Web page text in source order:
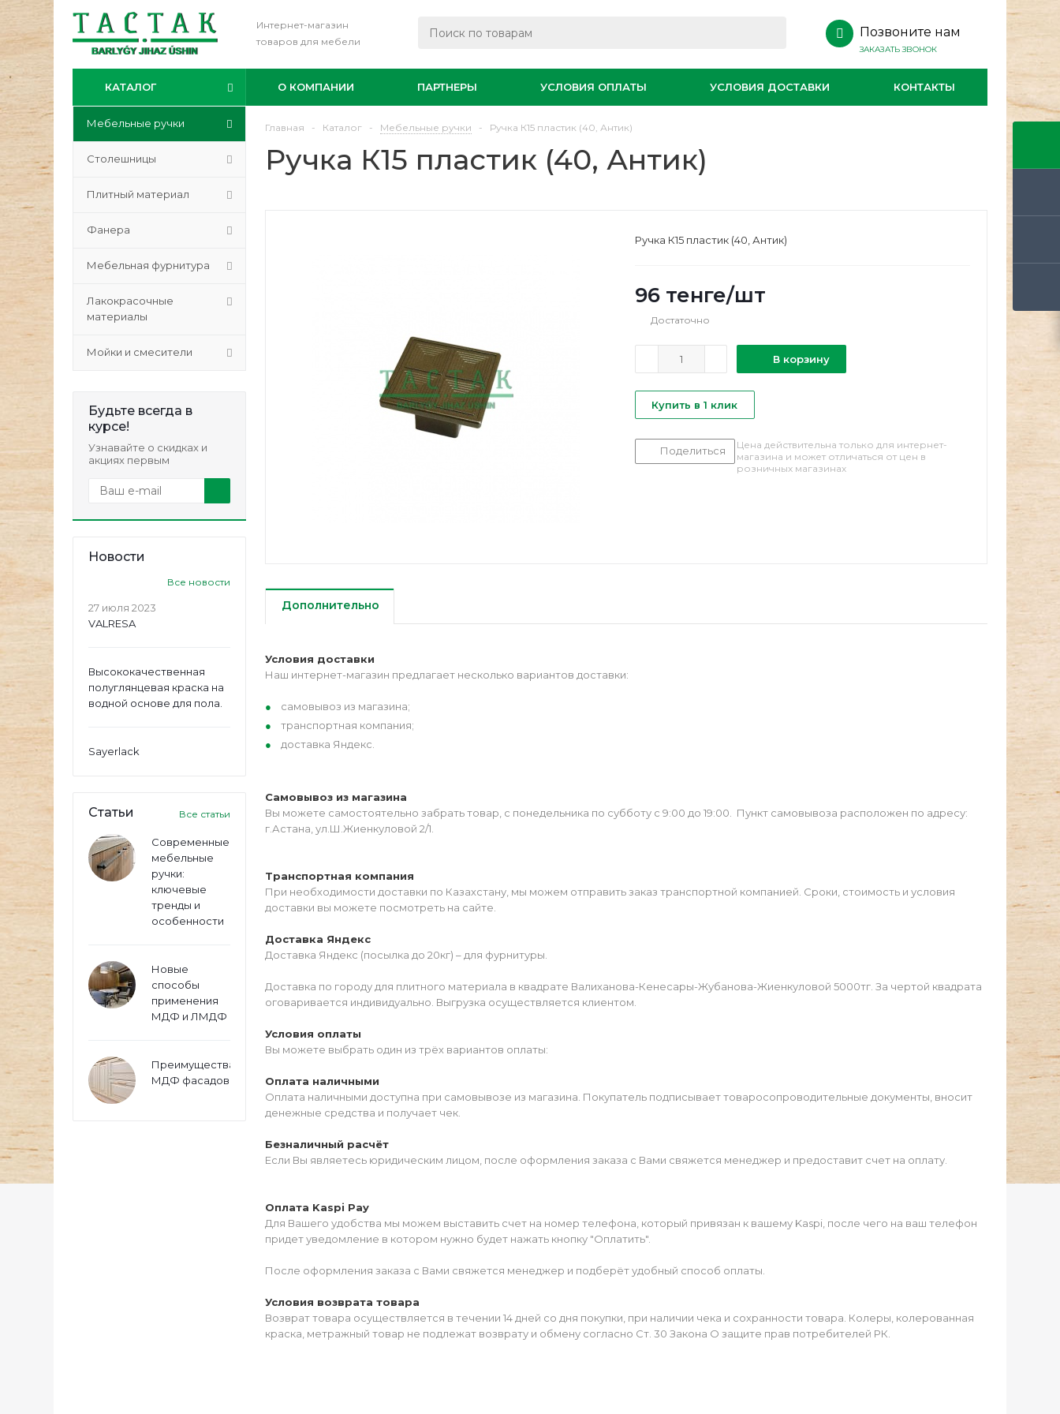
Интернет-магазин
товаров для мебели
Позвоните нам
ЗАКАЗАТЬ ЗВОНОК
КАТАЛОГ О КОМПАНИИ ПАРТНЕРЫ УСЛОВИЯ ОПЛАТЫ УСЛОВИЯ ДОСТАВКИ КОНТАКТЫ
Мебельные ручки
Столешницы
Плитный материал
Фанера
Мебельная фурнитура
Лакокрасочные
материалы
Мойки и смесители
Будьте всегда в
курсе!
Узнавайте о скидках и
акциях первым
Новости
Все новости
27 июля 2023
VALRESA
Высококачественная
полуглянцевая краска на
водной основе для пола.
Sayerlack
Статьи Все статьи
Современные
мебельные
ручки:
ключевые
тренды и
особенности
Новые
способы
применения
МДФ и ЛМДФ
Преимущества
МДФ фасадов
Главная - Каталог - Мебельные ручки - Ручка К15 пластик (40, Антик)
Ручка К15 пластик (40, Антик)
Ручка К15 пластик (40, Антик)
96 тенге/шт
Достаточно
В корзину
Купить в 1 клик
Поделиться
Цена действительна только для интернет-
магазина и может отличаться от цен в
розничных магазинах
Дополнительно
Условия доставки
Наш интернет-магазин предлагает несколько вариантов доставки:
самовывоз из магазина;
транспортная компания;
доставка Яндекс.
Самовывоз из магазина
Вы можете самостоятельно забрать товар, с понедельника по субботу с 9:00 до 19:00. Пункт самовывоза расположен по адресу:
г.Астана, ул.Ш.Жиенкуловой 2/1.
Транспортная компания
При необходимости доставки по Казахстану, мы можем отправить заказ транспортной компанией. Сроки, стоимость и условия
доставки вы можете посмотреть на сайте.
Доставка Яндекс
Доставка Яндекс (посылка до 20кг) – для фурнитуры.
Доставка по городу для плитного материала в квадрате Валиханова-Кенесары-Жубанова-Жиенкуловой 5000тг. За чертой квадрата
оговаривается индивидуально. Выгрузка осуществляется клиентом.
Условия оплаты
Вы можете выбрать один из трёх вариантов оплаты:
Оплата наличными
Оплата наличными доступна при самовывозе из магазина. Покупатель подписывает товаросопроводительные документы, вносит
денежные средства и получает чек.
Безналичный расчёт
Если Вы являетесь юридическим лицом, после оформления заказа с Вами свяжется менеджер и предоставит счет на оплату.
Оплата Kaspi Pay
Для Вашего удобства мы можем выставить счет на номер телефона, который привязан к вашему Kaspi, после чего на ваш телефон
придет уведомление в котором нужно будет нажать кнопку "Оплатить".
После оформления заказа с Вами свяжется менеджер и подберёт удобный способ оплаты.
Условия возврата товара
Возврат товара осуществляется в течении 14 дней со дня покупки, при наличии чека и сохранности товара. Колеры, колерованная
краска, метражный товар не подлежат возврату и обмену согласно Ст. 30 Закона О защите прав потребителей РК.